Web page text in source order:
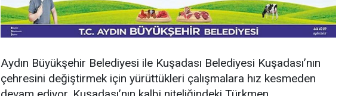
Aydın Büyükşehir Belediyesi ile Kuşadası Belediyesi Kuşadası’nın
çehresini değiştirmek için yürüttükleri çalışmalara hız kesmeden